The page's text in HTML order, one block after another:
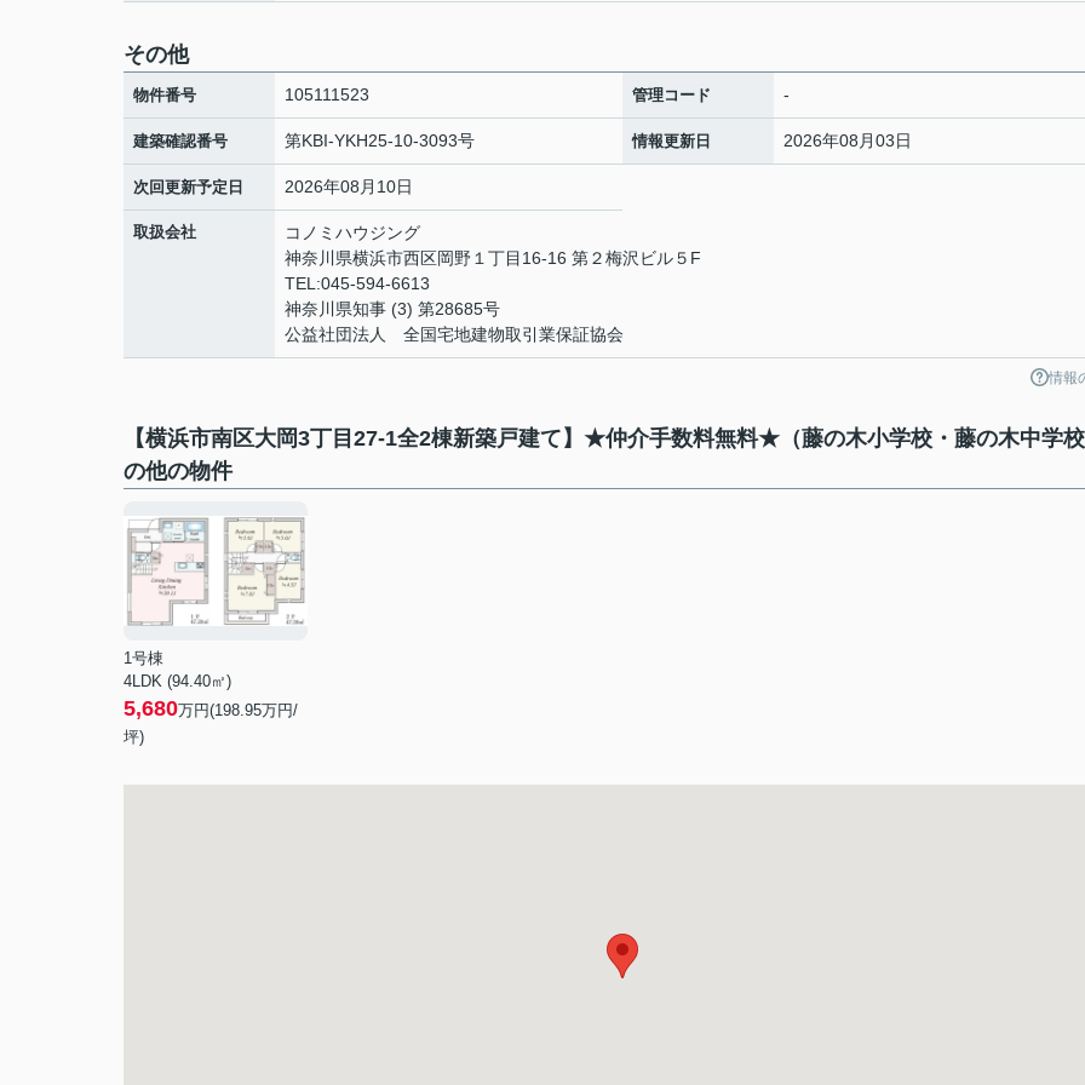
その他
物件番号 105111523 管理コード -
建築確認番号 第KBI-YKH25-10-3093号 情報更新日 2026年08月03日
次回更新予定日 2026年08月10日
取扱会社
コノミハウジング
神奈川県横浜市西区岡野１丁目16-16 第２梅沢ビル５F
TEL:045-594-6613
神奈川県知事 (3) 第28685号
公益社団法人 全国宅地建物取引業保証協会
情報
【横浜市南区大岡3丁目27-1全2棟新築戸建て】★仲介手数料無料★（藤の木小学校・藤の木中学校
の他の物件
1号棟
4LDK (94.40㎡)
5,680万円(198.95万円/
坪)